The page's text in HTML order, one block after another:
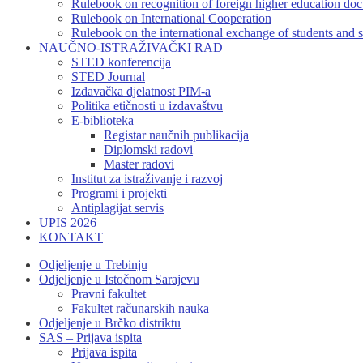
Rulebook on recognition of foreign higher education
Rulebook on International Cooperation
Rulebook on the international exchange of students and
NAUČNO-ISTRAŽIVAČKI RAD
STED konferencija
STED Journal
Izdavačka djelatnost PIM-a
Politika etičnosti u izdavaštvu
E-biblioteka
Registar naučnih publikacija
Diplomski radovi
Master radovi
Institut za istraživanje i razvoj
Programi i projekti
Antiplagijat servis
UPIS 2026
KONTAKT
Odjeljenje u Trebinju
Odjeljenje u Istočnom Sarajevu
Pravni fakultet
Fakultet računarskih nauka
Odjeljenje u Brčko distriktu
SAS – Prijava ispita
Prijava ispita